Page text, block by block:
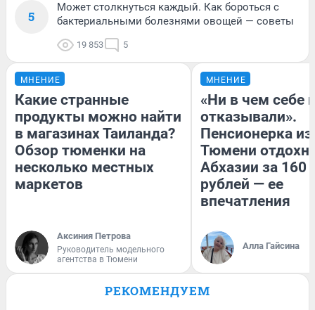
5
Может столкнуться каждый. Как бороться с
бактериальными болезнями овощей — советы
19 853 5
МНЕНИЕ
Какие странные
продукты можно найти
в магазинах Таиланда?
Обзор тюменки на
несколько местных
маркетов
Аксиния Петрова
Руководитель модельного
агентства в Тюмени
МНЕНИЕ
«Ни в чем себе
отказывали».
Пенсионерка из
Тюмени
Абхазии за 160
рублей — ее
впечатления
Алла Гайсина
РЕКОМЕНДУЕМ